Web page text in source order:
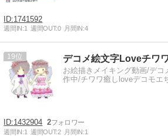
1741592
週間IN:1 週間OUT:0 月間IN:4
19 デコメ絵文字Loveチワ
お絵描きメイキング動画/デコ
作中/チワワ癒しloveデコモエ
1432904 2
週間IN:1 週間OUT:2 月間IN:1